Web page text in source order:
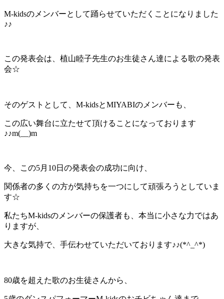
M-kidsのメンバーとして踊らせていただくことになりました
♪♪
この発表会は、植山睦子先生のお生徒さん達による歌の発表
会☆
そのゲストとして、M-kidsとMIYABIのメンバーも、
この広い舞台に立たせて頂けることになっております
♪♪m(__)m
今、この5月10日の発表会の成功に向け、
関係者の多くの方が気持ちを一つにして頑張ろうとしていま
す☆
私たちM-kidsのメンバーの保護者も、本当に小さな力ではあ
りますが、
大きな気持で、手伝わせていただいております♪♪(*^_^*)
80歳を超えた歌のお生徒さんから、